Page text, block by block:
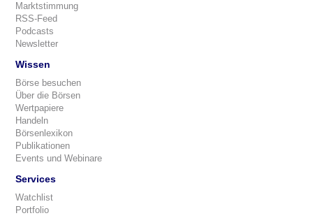
Marktstimmung
RSS-Feed
Podcasts
Newsletter
Wissen
Börse besuchen
Über die Börsen
Wertpapiere
Handeln
Börsenlexikon
Publikationen
Events und Webinare
Services
Watchlist
Portfolio